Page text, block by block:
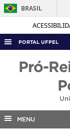
BRASIL
PORTAL UFPEL
CONCURSOS
EDITAIS
Pró-
MENU